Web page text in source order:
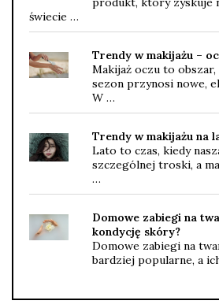
świecie …
Trendy w makijażu –
Makijaż oczu to
sezon przynosi nowe,
W …
Trendy w makijażu na
Lato to czas, kiedy
szczególnej troski, a
…
Domowe zabiegi na
kondycję skóry?
Domowe zabiegi na
bardziej popularne, a